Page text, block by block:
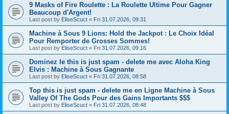
9 Masks of Fire Roulette : La Roulette Ultime Pour Gagner
Beaucoup d'Argent!
Last post by EliseScuct « Fri 31.07.2026, 09:31
Machine à Sous 9 Lions: Hold the Jackpot : Le Choix Idéal
Pour Remporter de Grosses Sommes!
Last post by EliseScuct « Fri 31.07.2026, 09:16
Dominez le this is just spam - delete me avec Aloha King
Elvis : Machine à Sous Gagnante
Last post by EliseScuct « Fri 31.07.2026, 08:58
Top this is just spam - delete me en Ligne Machine à Sous
Valley Of The Gods Pour des Gains Importants $$$
Last post by EliseScuct « Fri 31.07.2026, 08:48